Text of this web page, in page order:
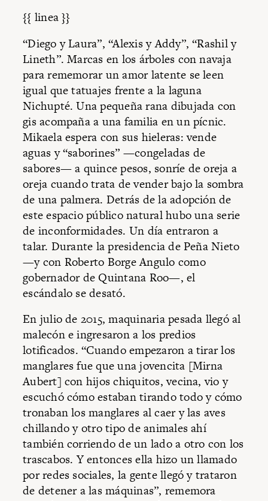
{{ linea }}
“Diego y Laura”, “Alexis y Addy”, “Rashil y
Lineth”. Marcas en los árboles con navaja
para rememorar un amor latente se leen
igual que tatuajes frente a la laguna
Nichupté. Una pequeña rana dibujada con
gis acompaña a una familia en un pícnic.
Mikaela espera con sus hieleras: vende
aguas y “saborines” —congeladas de
sabores— a quince pesos, sonríe de oreja a
oreja cuando trata de vender bajo la sombra
de una palmera. Detrás de la adopción de
este espacio público natural hubo una serie
de inconformidades. Un día entraron a
talar. Durante la presidencia de Peña Nieto
—y con Roberto Borge Angulo como
gobernador de Quintana Roo—, el
escándalo se desató.
En julio de 2015, maquinaria pesada llegó al
malecón e ingresaron a los predios
lotificados. “Cuando empezaron a tirar los
manglares fue que una jovencita [Mirna
Aubert] con hijos chiquitos, vecina, vio y
escuchó cómo estaban tirando todo y cómo
tronaban los manglares al caer y las aves
chillando y otro tipo de animales ahí
también corriendo de un lado a otro con los
trascabos. Y entonces ella hizo un llamado
por redes sociales, la gente llegó y trataron
de detener a las máquinas”, rememora